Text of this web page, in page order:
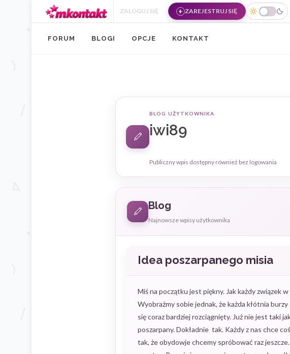
ZALOGUJ SIĘ
ZAREJESTRUJ SIĘ
FORUM BLOGI OPCJE KONTAKT
BLOG UŻYTKOWNIKA
iwi89
Publiczny wpis dostępny również bez logowania
Blog
Najnowsze wpisy użytkownika
Idea poszarpanego misia
Miś na początku jest piękny. Jak każdy związek
Wyobrażmy sobie jednak, że każda kłótnia
się coraz bardziej rozciągnięty. Już nie jest taki
poszarpany. Dokładnie tak. Każdy z nas chce
tak, że obydowje chcemy spróbować raz